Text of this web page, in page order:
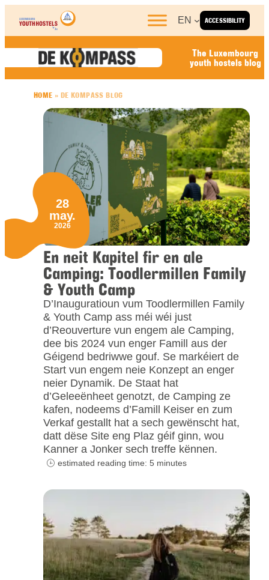
Skip to content
ACCESSIBILITY
EN
The Luxembourg
youth hostels blog
HOME » DE KOMPASS BLOG
En neit Kapitel fir en ale
Camping: Toodlermillen Family
& Youth Camp
D’Inauguratioun vum Toodlermillen Family
& Youth Camp ass méi wéi just
d’Reouverture vun engem ale Camping,
dee bis 2024 vun enger Famill aus der
Géigend bedriwwe gouf. Se markéiert de
Start vun engem neie Konzept an enger
neier Dynamik. De Staat hat
d’Geleeënheet genotzt, de Camping ze
kafen, nodeems d’Famill Keiser en zum
Verkaf gestallt hat a sech gewënscht hat,
datt dëse Site eng Plaz géif ginn, wou
Kanner a Jonker sech treffe kënnen.
28
may.
2026
estimated reading time: 5 minutes